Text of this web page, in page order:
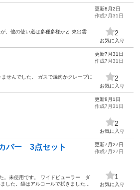
、他の使い道は多種多様かと 東出雲
更新8月2日
作成7月31日
2
お気に入り
せんでした。 ガスで焼肉かクレープに
更新7月31日
作成7月31日
2
お気に入り
更新8月1日
作成7月31日
2
お気に入り
バー 3点セット
。未使用です。 ワイドピューラー ダ
した。袋はアルコールで拭きました...
更新7月27日
作成7月27日
1
お気に入り